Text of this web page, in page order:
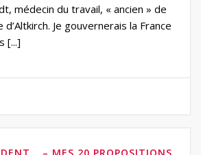
médecin du travail, « ancien » de
d’Altkirch. Je gouvernerais la France
[...]